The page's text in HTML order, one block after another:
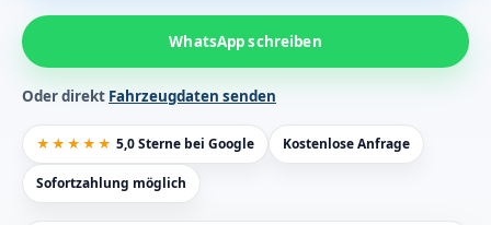
WhatsApp schreiben
Oder direkt Fahrzeugdaten senden
★★★★★ 5,0 Sterne bei Google Kostenlose Anfrage
Sofortzahlung möglich